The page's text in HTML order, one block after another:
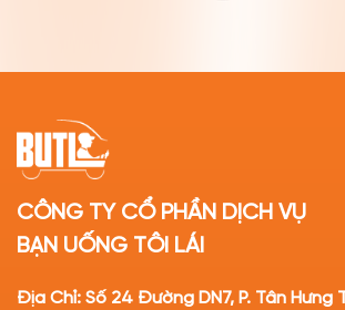
CÔNG TY CỔ PHẦN DỊCH VỤ
BẠN UỐNG TÔI LÁI
Địa Chỉ: Số 24 Đường DN7, P. Tân Hưng